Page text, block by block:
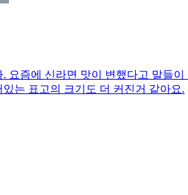
요즘에 신라면 맛이 변했다고 말들
는 표고의 크기도 더 커진거 같아요.